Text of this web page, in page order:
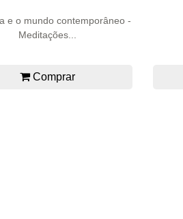
e o mundo contemporâneo -
Meditações...
Comprar